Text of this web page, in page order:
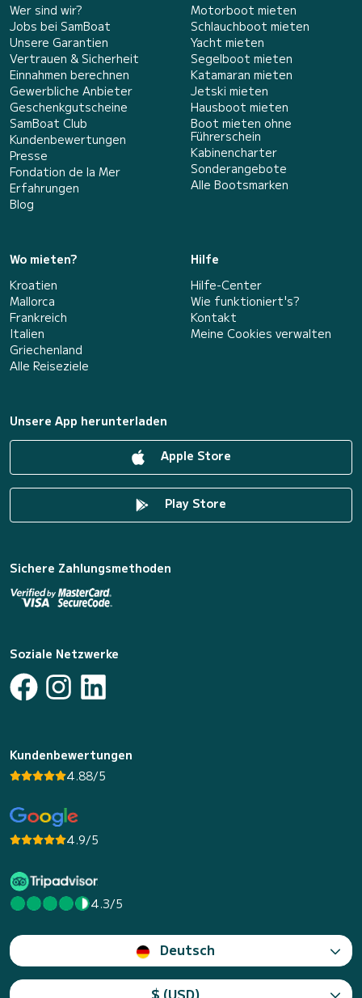
Wer sind wir?
Jobs bei SamBoat
Unsere Garantien
Vertrauen & Sicherheit
Einnahmen berechnen
Gewerbliche Anbieter
Geschenkgutscheine
SamBoat Club
Kundenbewertungen
Presse
Fondation de la Mer
Erfahrungen
Blog
Motorboot mieten
Schlauchboot mieten
Yacht mieten
Segelboot mieten
Katamaran mieten
Jetski mieten
Hausboot mieten
Boot mieten ohne
Führerschein
Kabinencharter
Sonderangebote
Alle Bootsmarken
Wo mieten?
Kroatien
Mallorca
Frankreich
Italien
Griechenland
Alle Reiseziele
Hilfe
Hilfe-Center
Wie funktioniert's?
Kontakt
Meine Cookies verwalten
Unsere App herunterladen
Apple Store
Play Store
Sichere Zahlungsmethoden
Soziale Netzwerke
Kundenbewertungen
4.88/5
4.9/5
4.3/5
Deutsch
$ (USD)